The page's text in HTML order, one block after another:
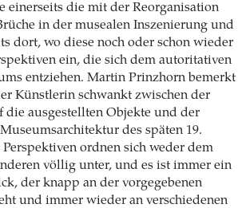
einerseits die mit der Reorganisation
in der musealen Inszenierung und
dort, wo diese noch oder schon wieder
ein, die sich dem autoritativen
entziehen. Martin Prinzhorn bemerkt
Künstlerin schwankt zwischen der
die ausgestellten Objekte und der
des späten 19.
Perspektiven ordnen sich weder dem
völlig unter, und es ist immer ein
der knapp an der vorgegebenen
und immer wieder an verschiedenen